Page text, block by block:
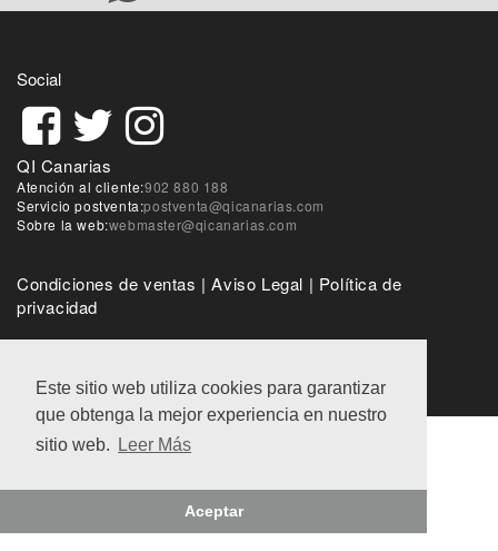
Este sitio web utiliza cookies para garantizar
que obtenga la mejor experiencia en nuestro
sitio web.
Leer Más
Aceptar
Social
QI Canarias
Atención al cliente:902 880 188
Servicio postventa:postventa@qicanarias.com
Sobre la web:webmaster@qicanarias.com
Condiciones de ventas |Aviso Legal | Política de
privacidad